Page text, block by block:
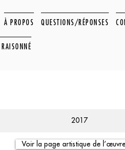
À PROPOS QUESTIONS/RÉPONSES
2017
Voir la page artistique de